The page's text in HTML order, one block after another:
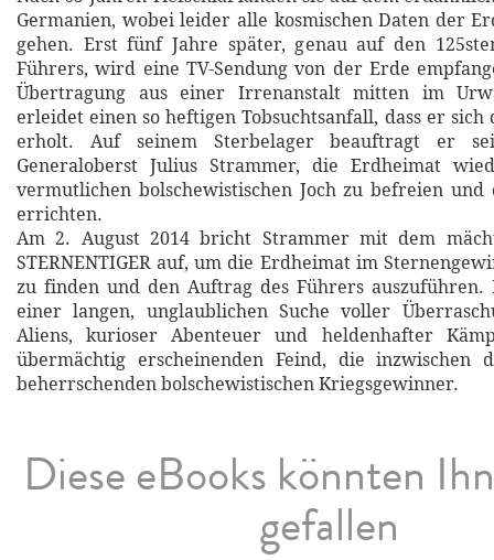
Germanien, wobei leider alle kosmischen Daten der
gehen. Erst fünf Jahre später, genau auf den
Führers, wird eine TV-Sendung von der Erde
Übertragung aus einer Irrenanstalt mitten im
erleidet einen so heftigen Tobsuchtsanfall, dass er
erholt. Auf seinem Sterbelager beauftragt er
Generaloberst Julius Strammer, die Erdheimat
vermutlichen bolschewistischen Joch zu befreien und
errichten.
Am 2. August 2014 bricht Strammer mit dem
STERNENTIGER auf, um die Erdheimat im
zu finden und den Auftrag des Führers auszuführen.
einer langen, unglaublichen Suche voller
Aliens, kurioser Abenteuer und heldenhafter
übermächtig erscheinenden Feind, die inzwischen
beherrschenden bolschewistischen Kriegsgewinner.
Diese eBooks könnten
gefallen